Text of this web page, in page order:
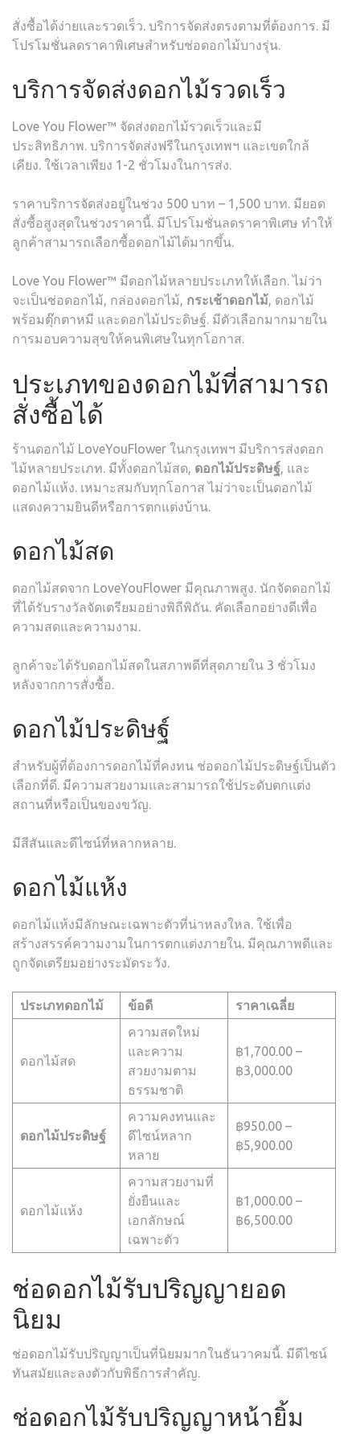
สั่งซื้อได้ง่ายและรวดเร็ว. บริการจัดส่งตรงตามที่ต้องการ. มี
โปรโมชั่นลดราคาพิเศษสำหรับช่อดอกไม้บางรุ่น.
บริการจัดส่งดอกไม้รวดเร็ว
Love You Flower™ จัดส่งดอกไม้รวดเร็วและมี
ประสิทธิภาพ. บริการจัดส่งฟรีในกรุงเทพฯ และเขตใกล้
เคียง. ใช้เวลาเพียง 1-2 ชั่วโมงในการส่ง.
ราคาบริการจัดส่งอยู่ในช่วง 500 บาท – 1,500 บาท. มียอด
สั่งซื้อสูงสุดในช่วงราคานี้. มีโปรโมชั่นลดราคาพิเศษ ทำให้
ลูกค้าสามารถเลือกซื้อดอกไม้ได้มากขึ้น.
Love You Flower™ มีดอกไม้หลายประเภทให้เลือก. ไม่ว่า
จะเป็นช่อดอกไม้, กล่องดอกไม้, กระเช้าดอกไม้, ดอกไม้
พร้อมตุ๊กตาหมี และดอกไม้ประดิษฐ์. มีตัวเลือกมากมายใน
การมอบความสุขให้คนพิเศษในทุกโอกาส.
ประเภทของดอกไม้ที่สามารถ
สั่งซื้อได้
ร้านดอกไม้ LoveYouFlower ในกรุงเทพฯ มีบริการส่งดอก
ไม้หลายประเภท. มีทั้งดอกไม้สด, ดอกไม้ประดิษฐ์, และ
ดอกไม้แห้ง. เหมาะสมกับทุกโอกาส ไม่ว่าจะเป็นดอกไม้
แสดงความยินดีหรือการตกแต่งบ้าน.
ดอกไม้สด
ดอกไม้สดจาก LoveYouFlower มีคุณภาพสูง. นักจัดดอกไม้
ที่ได้รับรางวัลจัดเตรียมอย่างพิถีพิถัน. คัดเลือกอย่างดีเพื่อ
ความสดและความงาม.
ลูกค้าจะได้รับดอกไม้สดในสภาพดีที่สุดภายใน 3 ชั่วโมง
หลังจากการสั่งซื้อ.
ดอกไม้ประดิษฐ์
สำหรับผู้ที่ต้องการดอกไม้ที่คงทน ช่อดอกไม้ประดิษฐ์เป็นตัว
เลือกที่ดี. มีความสวยงามและสามารถใช้ประดับตกแต่ง
สถานที่หรือเป็นของขวัญ.
มีสีสันและดีไซน์ที่หลากหลาย.
ดอกไม้แห้ง
ดอกไม้แห้งมีลักษณะเฉพาะตัวที่น่าหลงใหล. ใช้เพื่อ
สร้างสรรค์ความงามในการตกแต่งภายใน. มีคุณภาพดีและ
ถูกจัดเตรียมอย่างระมัดระวัง.
ประเภทดอกไม้ ข้อดี ราคาเฉลี่ย
ดอกไม้สด
ความสดใหม่
และความ
สวยงามตาม
ธรรมชาติ
฿1,700.00 –
฿3,000.00
ดอกไม้ประดิษฐ์
ความคงทนและ
ดีไซน์หลาก
หลาย
฿950.00 –
฿5,900.00
ดอกไม้แห้ง
ความสวยงามที่
ยั่งยืนและ
เอกลักษณ์
เฉพาะตัว
฿1,000.00 –
฿6,500.00
ช่อดอกไม้รับปริญญายอด
นิยม
ช่อดอกไม้รับปริญญาเป็นที่นิยมมากในธันวาคมนี้. มีดีไซน์
ทันสมัยและลงตัวกับพิธีการสำคัญ.
ช่อดอกไม้รับปริญญาหน้ายิ้ม